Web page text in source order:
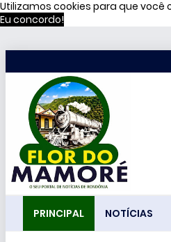
Utilizamos cookies para que
Eu concordo!
PRINCIPAL NOTÍCIAS